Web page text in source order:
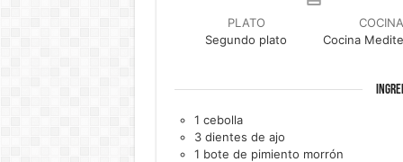
PLATO
Segundo plato
COCINA
Cocina
1 cebolla
3 dientes de ajo
1 bote de pimiento morrón